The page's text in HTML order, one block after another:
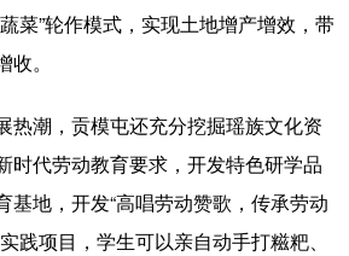
菜”轮作模式，实现土地增产增效，带
。
潮，贡模屯还充分挖掘瑶族文化资
时代劳动教育要求，开发特色研学品
基地，开发“高唱劳动赞歌，传承劳动
践项目，学生可以亲自动手打糍粑、